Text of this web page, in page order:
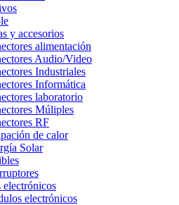
y accesorios
alimentación
Audio/Video
Industriales
Informática
laboratorio
Múliples
RF
de calor
Solar
electrónicos